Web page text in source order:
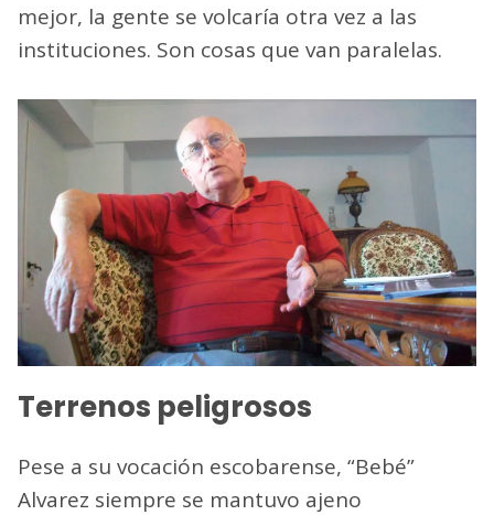
mejor, la gente se volcaría otra vez a las
instituciones. Son cosas que van paralelas.
Terrenos peligrosos
Pese a su vocación escobarense, “Bebé”
Alvarez siempre se mantuvo ajeno